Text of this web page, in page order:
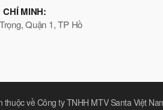
CHÍ MINH:
Quận 1, TP Hồ
thuộc về Công ty TNHH MTV Santa Việt